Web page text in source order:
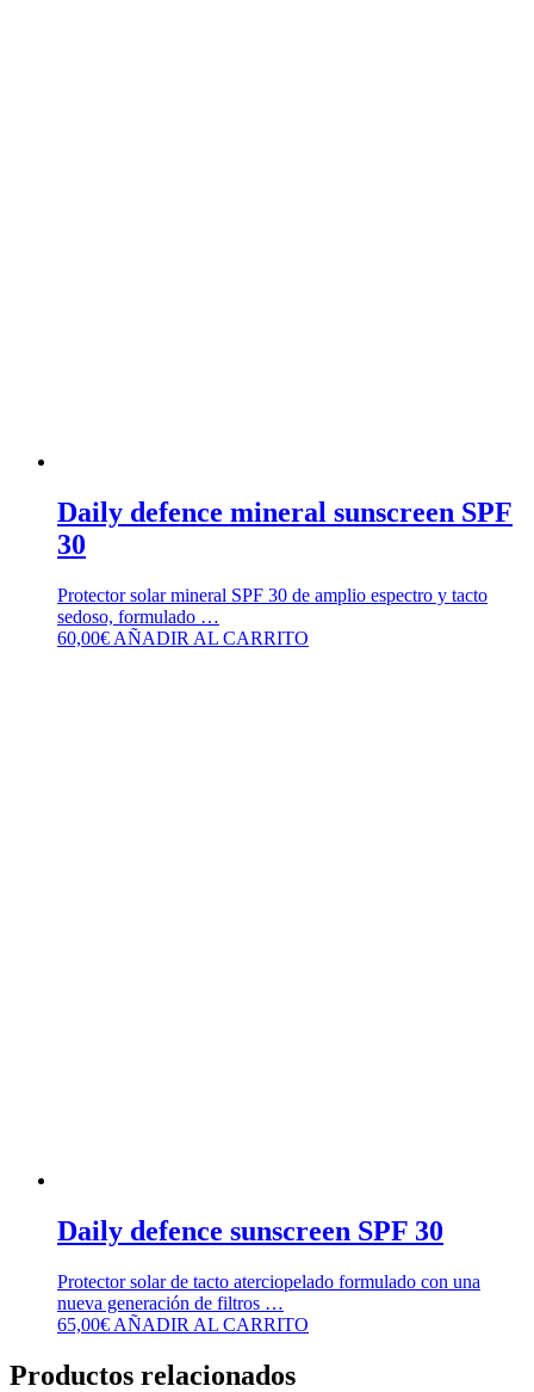
Daily defence mineral sunscreen SPF
30
Protector solar mineral SPF 30 de amplio espectro y tacto
sedoso, formulado …
60,00€ AÑADIR AL CARRITO
Daily defence sunscreen SPF 30
Protector solar de tacto aterciopelado formulado con una
nueva generación de filtros …
65,00€ AÑADIR AL CARRITO
Productos relacionados